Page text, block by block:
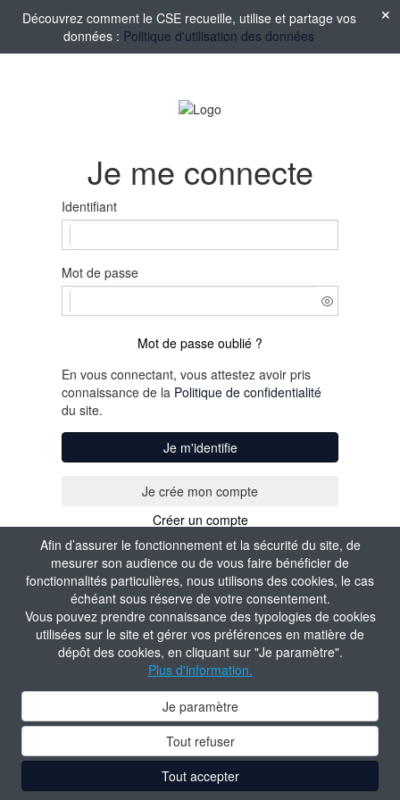
Afin d’assurer le fonctionnement et la sécurité du site, de
mesurer son audience ou de vous faire bénéficier de
fonctionnalités particulières, nous utilisons des cookies, le cas
échéant sous réserve de votre consentement.
Vous pouvez prendre connaissance des typologies de cookies
utilisées sur le site et gérer vos préférences en matière de
dépôt des cookies, en cliquant sur "Je paramètre".
Plus d'information.
Je paramètre
Tout refuser
Tout accepter
Découvrez comment le CSE recueille, utilise et partage vos
données : Politique d'utilisation des données
Je me connecte
Identifiant
Mot de passe
Mot de passe oublié ?
En vous connectant, vous attestez avoir pris
connaissance de la Politique de confidentialité
du site.
Je m'identifie
Créer un compte